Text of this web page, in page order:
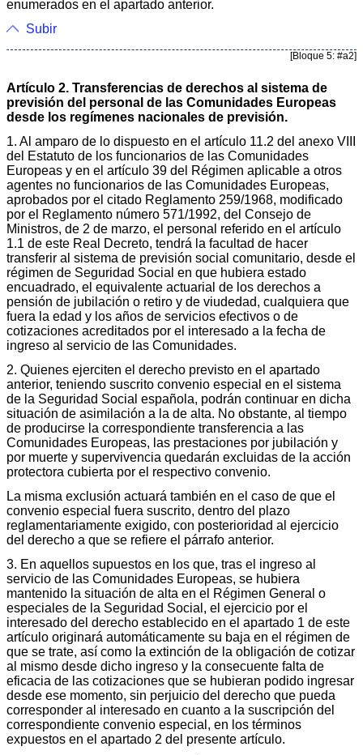
enumerados en el apartado anterior.
Subir
[Bloque 5: #a2]
Artículo 2. Transferencias de derechos al sistema de
previsión del personal de las Comunidades Europeas
desde los regímenes nacionales de previsión.
1. Al amparo de lo dispuesto en el artículo 11.2 del anexo VIII
del Estatuto de los funcionarios de las Comunidades
Europeas y en el artículo 39 del Régimen aplicable a otros
agentes no funcionarios de las Comunidades Europeas,
aprobados por el citado Reglamento 259/1968, modificado
por el Reglamento número 571/1992, del Consejo de
Ministros, de 2 de marzo, el personal referido en el artículo
1.1 de este Real Decreto, tendrá la facultad de hacer
transferir al sistema de previsión social comunitario, desde el
régimen de Seguridad Social en que hubiera estado
encuadrado, el equivalente actuarial de los derechos a
pensión de jubilación o retiro y de viudedad, cualquiera que
fuera la edad y los años de servicios efectivos o de
cotizaciones acreditados por el interesado a la fecha de
ingreso al servicio de las Comunidades.
2. Quienes ejerciten el derecho previsto en el apartado
anterior, teniendo suscrito convenio especial en el sistema
de la Seguridad Social española, podrán continuar en dicha
situación de asimilación a la de alta. No obstante, al tiempo
de producirse la correspondiente transferencia a las
Comunidades Europeas, las prestaciones por jubilación y
por muerte y supervivencia quedarán excluidas de la acción
protectora cubierta por el respectivo convenio.
La misma exclusión actuará también en el caso de que el
convenio especial fuera suscrito, dentro del plazo
reglamentariamente exigido, con posterioridad al ejercicio
del derecho a que se refiere el párrafo anterior.
3. En aquellos supuestos en los que, tras el ingreso al
servicio de las Comunidades Europeas, se hubiera
mantenido la situación de alta en el Régimen General o
especiales de la Seguridad Social, el ejercicio por el
interesado del derecho establecido en el apartado 1 de este
artículo originará automáticamente su baja en el régimen de
que se trate, así como la extinción de la obligación de cotizar
al mismo desde dicho ingreso y la consecuente falta de
eficacia de las cotizaciones que se hubieran podido ingresar
desde ese momento, sin perjuicio del derecho que pueda
corresponder al interesado en cuanto a la suscripción del
correspondiente convenio especial, en los términos
expuestos en el apartado 2 del presente artículo.